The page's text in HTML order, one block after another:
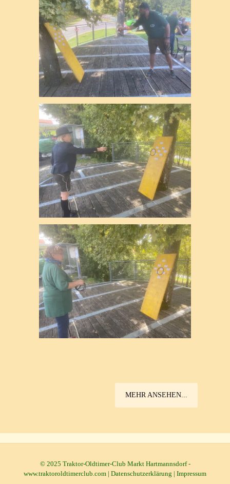
MEHR ANSEHEN...
© 2025 Traktor-Oldtimer-Club Markt Hartmannsdorf -
www.traktoroldtimerclub.com | Datenschutzerklärung | Impressum